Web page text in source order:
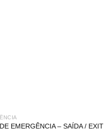
EMERGÊNCIA – SAÍDA / EXIT